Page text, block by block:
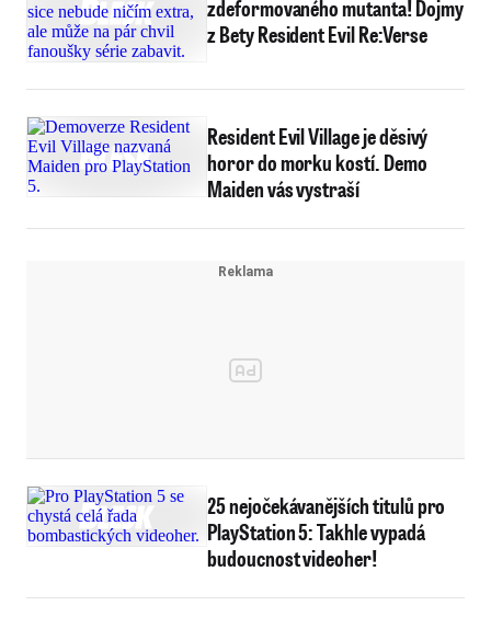
zdeformovaného mutanta! Dojmy
z Bety Resident Evil Re:Verse
Resident Evil Village je děsivý
horor do morku kostí. Demo
Maiden vás vystraší
25 nejočekávanějších titulů pro
PlayStation 5: Takhle vypadá
budoucnost videoher!